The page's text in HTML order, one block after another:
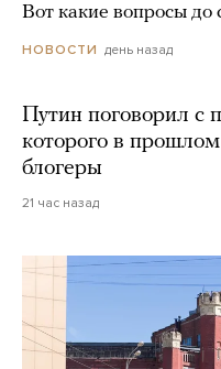
Вот какие вопросы до
НОВОСТИ день назад
Путин поговорил с
которого в
блогеры
21 час назад